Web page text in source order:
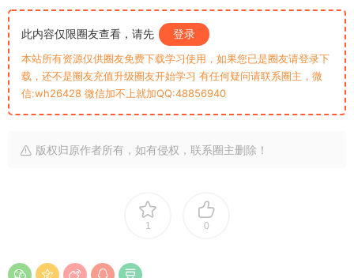
此内容仅限圈友查看，请先 登录
本站所有资源仅供圈友免费下载学习使用，如果您已是圈友请登录下
载，还不是圈友充值升级圈友开始学习 有任何疑问请联系圈主，微
信:wh26428 微信加不上就加QQ:48856940
版权归原作者所有，如有侵权，联系圈主删除！
1 0